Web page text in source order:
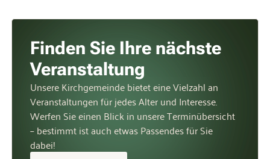
Finden Sie Ihre nächste
Veranstaltung
Unsere Kirchgemeinde bietet eine Vielzahl an
Veranstaltungen für jedes Alter und Interesse.
Werfen Sie einen Blick in unsere Terminübersicht
– bestimmt ist auch etwas Passendes für Sie
dabei!